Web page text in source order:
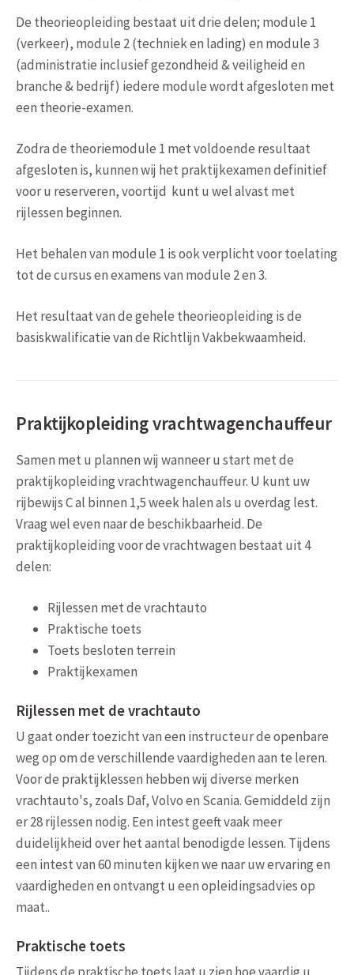
De theorieopleiding bestaat uit drie delen; module 1
(verkeer), module 2 (techniek en lading) en module 3
(administratie inclusief gezondheid & veiligheid en
branche & bedrijf) iedere module wordt afgesloten met
een theorie-examen.
Zodra de theoriemodule 1 met voldoende resultaat
afgesloten is, kunnen wij het praktijkexamen definitief
voor u reserveren, voortijd kunt u wel alvast met
rijlessen beginnen.
Het behalen van module 1 is ook verplicht voor toelating
tot de cursus en examens van module 2 en 3.
Het resultaat van de gehele theorieopleiding is de
basiskwalificatie van de Richtlijn Vakbekwaamheid.
Praktijkopleiding vrachtwagenchauffeur
Samen met u plannen wij wanneer u start met de
praktijkopleiding vrachtwagenchauffeur. U kunt uw
rijbewijs C al binnen 1,5 week halen als u overdag lest.
Vraag wel even naar de beschikbaarheid. De
praktijkopleiding voor de vrachtwagen bestaat uit 4
delen:
Rijlessen met de vrachtauto
Praktische toets
Toets besloten terrein
Praktijkexamen
Rijlessen met de vrachtauto
U gaat onder toezicht van een instructeur de openbare
weg op om de verschillende vaardigheden aan te leren.
Voor de praktijklessen hebben wij diverse merken
vrachtauto's, zoals Daf, Volvo en Scania. Gemiddeld zijn
er 28 rijlessen nodig. Een intest geeft vaak meer
duidelijkheid over het aantal benodigde lessen. Tijdens
een intest van 60 minuten kijken we naar uw ervaring en
vaardigheden en ontvangt u een opleidingsadvies op
maat..
Praktische toets